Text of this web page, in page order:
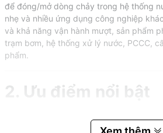
để đóng/mở dòng chảy trong hệ thống
nhẹ và nhiều ứng dụng công nghiệp
và khả năng vận hành mượt, sản phẩm
trạm bơm, hệ thống xử lý nước, PCCC,
phẩm.
2. Ưu điểm nổi bật
gỉ, an toàn với nước sạch.